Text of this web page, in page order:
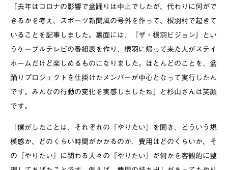
「去年はコロナの影響で盆踊りは中止でしたが、代わりに何がで
きるかを考え、スポーツ新聞風の号外を作って、根羽村で起きて
いることを記事しました。裏面には、『ザ・根羽ビジョン』とい
うケーブルテレビの番組表を作り、根羽に帰って来た人がステイ
ホームだけど楽しめるものになりました。ほとんどのことを、盆
踊りプロジェクトを仕掛けたメンバーが中心となって実行したん
です。みんなの行動の変化を実感しましたね」と杉山さんは笑顔
です。
「僕がしたことは、それぞれの『やりたい』を聞き、どういう規
模感か、どのくらい時間がかかるのか、費用はどのくらいか、そ
の『やりたい』に関わる人々の『やりたい』が何かを客観的に整